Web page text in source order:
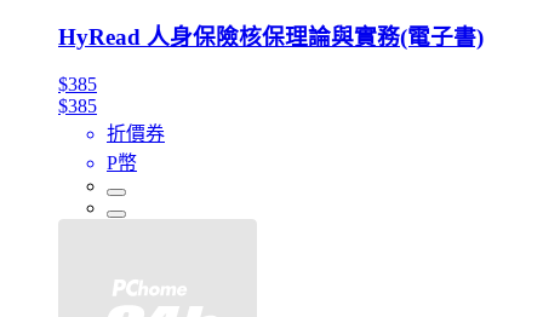
HyRead 人身保險核保理論與實務(電子書)
$385
$385
折價券
P幣